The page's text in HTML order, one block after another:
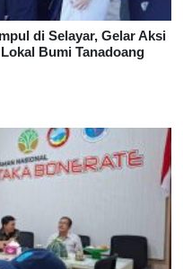
di Selayar, Gelar Aksi
Bumi Tanadoang